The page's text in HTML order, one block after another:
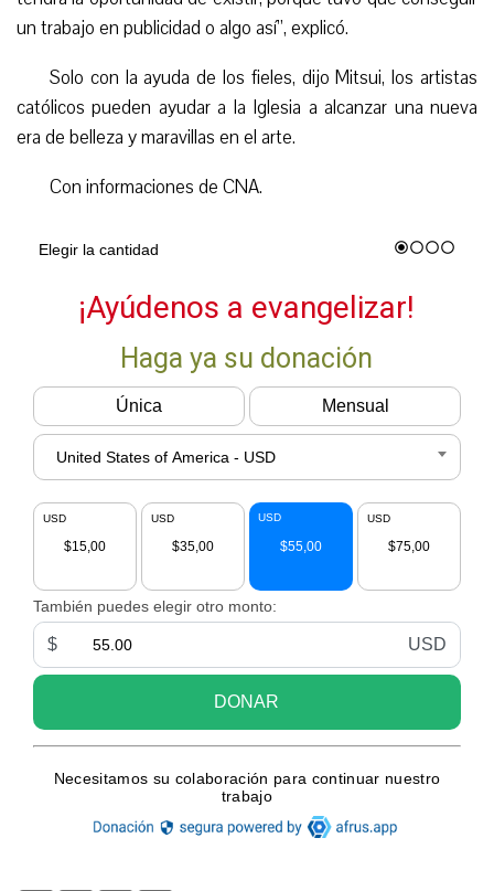
un trabajo en publicidad o algo así”, explicó.
Solo con la ayuda de los fieles, dijo Mitsui, los artistas
católicos pueden ayudar a la Iglesia a alcanzar una nueva
era de belleza y maravillas en el arte.
Con informaciones de CNA.